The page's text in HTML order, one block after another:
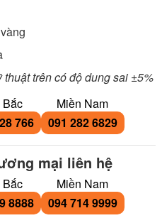
thuật trên có độ dung sai ±5%
Bắc
766
Miền Nam
091 282 6829
mại liên hệ
Bắc
8888
Miền Nam
094 714 9999